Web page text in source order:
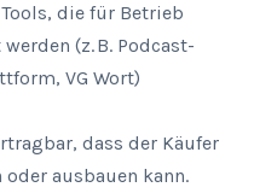
die für Betrieb
(z. B. Podcast-
VG Wort)
dass der Käufer
ausbauen kann.